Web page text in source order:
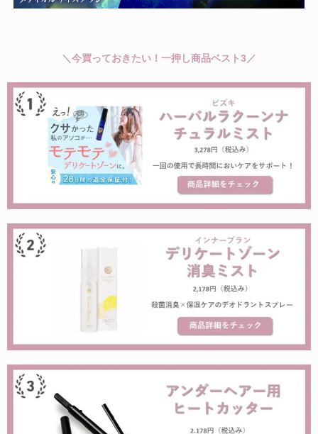
＼今買っておきたい！一押し商品ベスト3／